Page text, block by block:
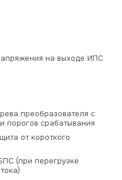
на выходе ИПС
преобразователя с
порогов срабатывания
от короткого
(при перегрузке